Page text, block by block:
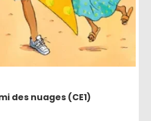
des nuages (CE1)